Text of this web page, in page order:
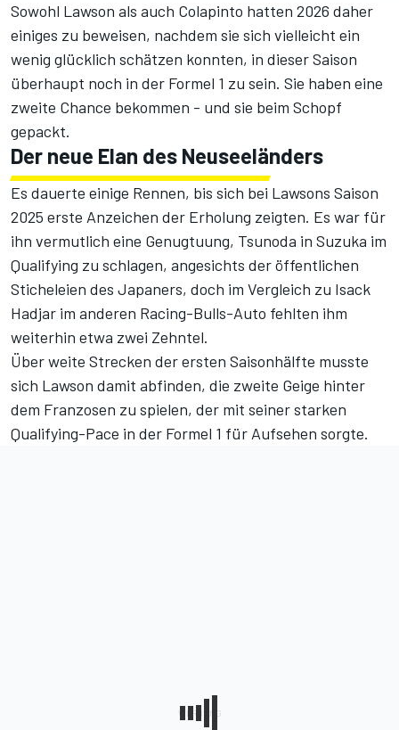
Sowohl Lawson als auch Colapinto hatten 2026 daher
einiges zu beweisen, nachdem sie sich vielleicht ein
wenig glücklich schätzen konnten, in dieser Saison
überhaupt noch in der Formel 1 zu sein. Sie haben eine
zweite Chance bekommen - und sie beim Schopf
gepackt.
Der neue Elan des Neuseeländers
Es dauerte einige Rennen, bis sich bei Lawsons Saison
2025 erste Anzeichen der Erholung zeigten. Es war für
ihn vermutlich eine Genugtuung, Tsunoda in Suzuka im
Qualifying zu schlagen, angesichts der öffentlichen
Sticheleien des Japaners, doch im Vergleich zu Isack
Hadjar im anderen Racing-Bulls-Auto fehlten ihm
weiterhin etwa zwei Zehntel.
Über weite Strecken der ersten Saisonhälfte musste
sich Lawson damit abfinden, die zweite Geige hinter
dem Franzosen zu spielen, der mit seiner starken
Qualifying-Pace in der Formel 1 für Aufsehen sorgte.